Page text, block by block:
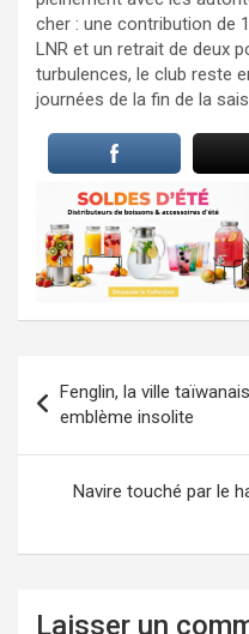
cher : une contribution de
LNR et un retrait de deux
turbulences, le club reste
journées de la fin de la
de
l’article
Fenglin, la ville
emblème insolite
Navire touché par le
Laisser un